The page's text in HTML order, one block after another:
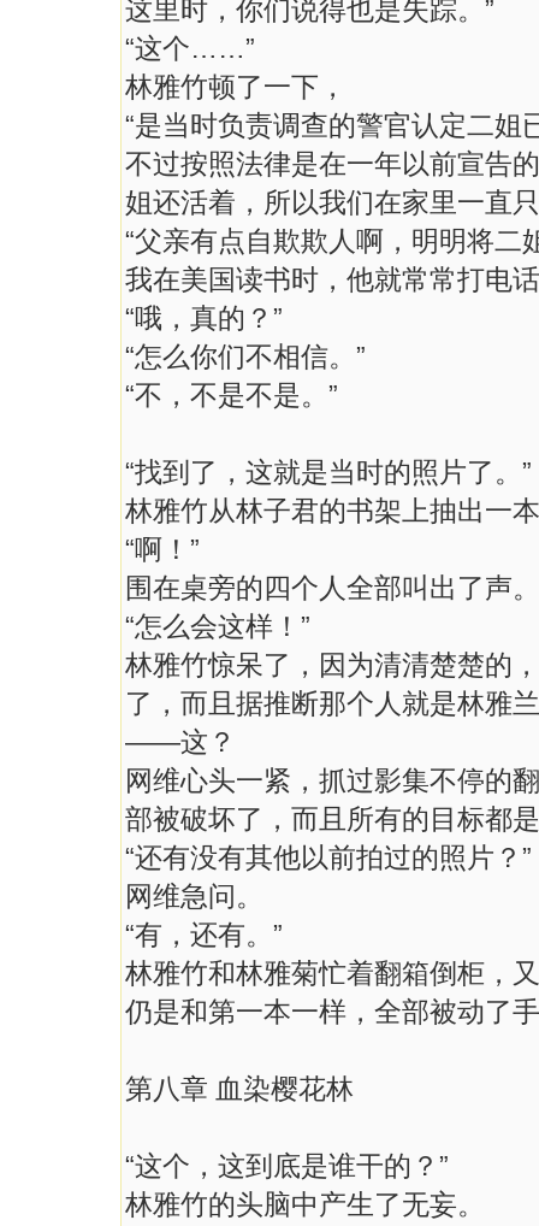
这里时，你们说得也是失踪。”
“这个……”
林雅竹顿了一下，
“是当时负责调查的警官认定二
不过按照法律是在一年以前宣告
姐还活着，所以我们在家里一直
“父亲有点自欺欺人啊，明明将
我在美国读书时，他就常常打电
“哦，真的？”
“怎么你们不相信。”
“不，不是不是。”
“找到了，这就是当时的照片了。”
林雅竹从林子君的书架上抽出一
“啊！”
围在桌旁的四个人全部叫出了声。
“怎么会这样！”
林雅竹惊呆了，因为清清楚楚的
了，而且据推断那个人就是林雅
——这？
网维心头一紧，抓过影集不停的
部被破坏了，而且所有的目标都
“还有没有其他以前拍过的照片？”
网维急问。
“有，还有。”
林雅竹和林雅菊忙着翻箱倒柜，
仍是和第一本一样，全部被动了
第八章 血染樱花林
“这个，这到底是谁干的？”
林雅竹的头脑中产生了无妄。